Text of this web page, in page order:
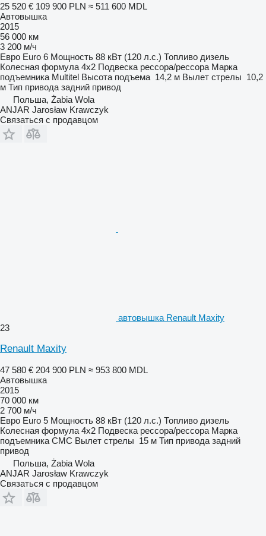
25 520 € 109 900 PLN ≈ 511 600 MDL
Автовышка
2015
56 000 км
3 200 м/ч
Евро Euro 6 Мощность 88 кВт (120 л.с.) Топливо дизель
Колесная формула 4x2 Подвеска рессора/рессора Марка
подъемника Multitel Высота подъема 14,2 м Вылет стрелы 10,2
м Тип привода задний привод
Польша, Żabia Wola
ANJAR Jarosław Krawczyk
Связаться с продавцом
автовышка Renault Maxity
23
Renault Maxity
47 580 € 204 900 PLN ≈ 953 800 MDL
Автовышка
2015
70 000 км
2 700 м/ч
Евро Euro 5 Мощность 88 кВт (120 л.с.) Топливо дизель
Колесная формула 4x2 Подвеска рессора/рессора Марка
подъемника CMC Вылет стрелы 15 м Тип привода задний
привод
Польша, Żabia Wola
ANJAR Jarosław Krawczyk
Связаться с продавцом